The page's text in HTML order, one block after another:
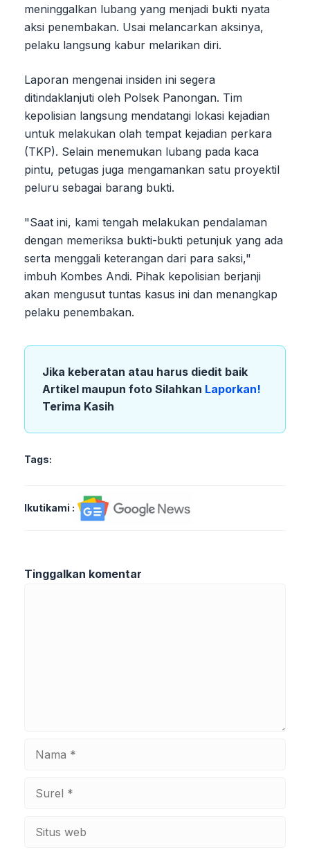
meninggalkan lubang yang menjadi bukti nyata
aksi penembakan. Usai melancarkan aksinya,
pelaku langsung kabur melarikan diri.
Laporan mengenai insiden ini segera
ditindaklanjuti oleh Polsek Panongan. Tim
kepolisian langsung mendatangi lokasi kejadian
untuk melakukan olah tempat kejadian perkara
(TKP). Selain menemukan lubang pada kaca
pintu, petugas juga mengamankan satu proyektil
peluru sebagai barang bukti.
"Saat ini, kami tengah melakukan pendalaman
dengan memeriksa bukti-bukti petunjuk yang ada
serta menggali keterangan dari para saksi,"
imbuh Kombes Andi. Pihak kepolisian berjanji
akan mengusut tuntas kasus ini dan menangkap
pelaku penembakan.
Jika keberatan atau harus diedit baik
Artikel maupun foto Silahkan Laporkan!
Terima Kasih
Tags:
Ikutikami :
Tinggalkan komentar